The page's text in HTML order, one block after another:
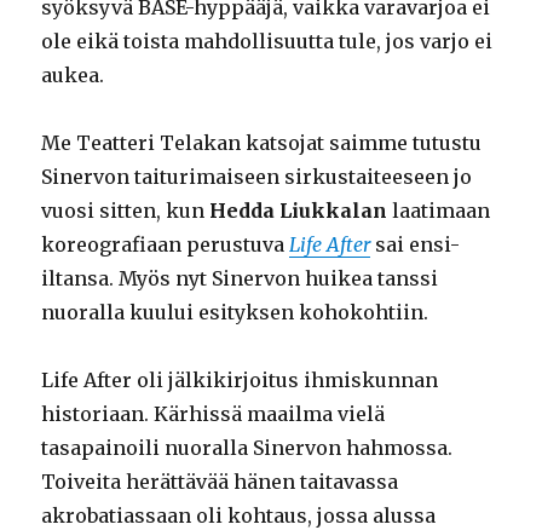
syöksyvä BASE-hyppääjä, vaikka varavarjoa ei
ole eikä toista mahdollisuutta tule, jos varjo ei
aukea.
Me Teatteri Telakan katsojat saimme tutustu
Sinervon taiturimaiseen sirkustaiteeseen jo
vuosi sitten, kun Hedda Liukkalan laatimaan
koreografiaan perustuvaLife Aftersai ensi-
iltansa. Myös nyt Sinervon huikea tanssi
nuoralla kuului esityksen kohokohtiin.
Life After oli jälkikirjoitus ihmiskunnan
historiaan. Kärhissä maailma vielä
tasapainoili nuoralla Sinervon hahmossa.
Toiveita herättävää hänen taitavassa
akrobatiassaan oli kohtaus, jossa alussa